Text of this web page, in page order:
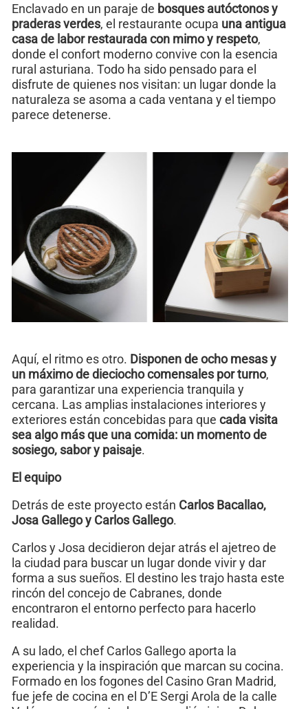
Enclavado en un paraje de bosques autóctonos y
praderas verdes, el restaurante ocupa una antigua
casa de labor restaurada con mimo y respeto,
donde el confort moderno convive con la esencia
rural asturiana. Todo ha sido pensado para el
disfrute de quienes nos visitan: un lugar donde la
naturaleza se asoma a cada ventana y el tiempo
parece detenerse.
Aquí, el ritmo es otro. Disponen de ocho mesas y
un máximo de dieciocho comensales por turno,
para garantizar una experiencia tranquila y
cercana. Las amplias instalaciones interiores y
exteriores están concebidas para que cada visita
sea algo más que una comida: un momento de
sosiego, sabor y paisaje.
El equipo
Detrás de este proyecto están Carlos Bacallao,
Josa Gallego y Carlos Gallego.
Carlos y Josa decidieron dejar atrás el ajetreo de
la ciudad para buscar un lugar donde vivir y dar
forma a sus sueños. El destino les trajo hasta este
rincón del concejo de Cabranes, donde
encontraron el entorno perfecto para hacerlo
realidad.
A su lado, el chef Carlos Gallego aporta la
experiencia y la inspiración que marcan su cocina.
Formado en los fogones del Casino Gran Madrid,
fue jefe de cocina en el D’E Sergi Arola de la calle